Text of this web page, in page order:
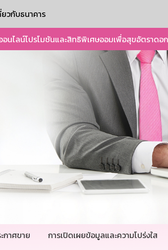
ยวกับธนาคาร
อนไลน์โปรโมชันและสิทธิพิเศษออมเพื่อสุขอัตราดอ
กาศขาย การเปิดเผยข้อมูลและความโปร่งใส